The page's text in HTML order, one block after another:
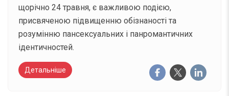
щорічно 24 травня, є важливою подією,
присвяченою підвищенню обізнаності та
розумінню пансексуальних і панромантичних
ідентичностей.
Детальніше